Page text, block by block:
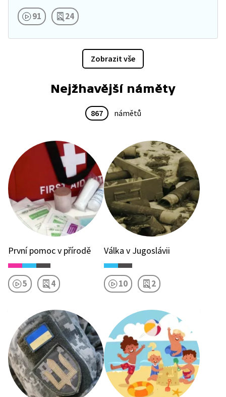
91 24
Zobrazit vše
Nejžhavější náměty
867 námětů
První pomoc v přírodě
5 4
Válka v Jugoslávii
10 2